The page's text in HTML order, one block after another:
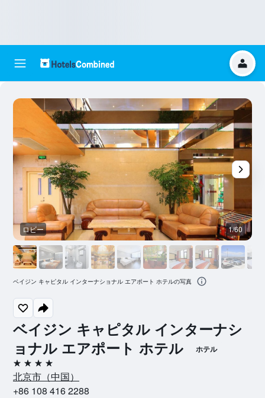
ベイジン キャピタル インターナシ
ョナル エアポート ホテル
ホテル
4つ星
北京市​（中国​）​
+86 108 416 2288
ロビー 1/60
ベイジン キャピタル インターナショナル エアポート ホテルの写真